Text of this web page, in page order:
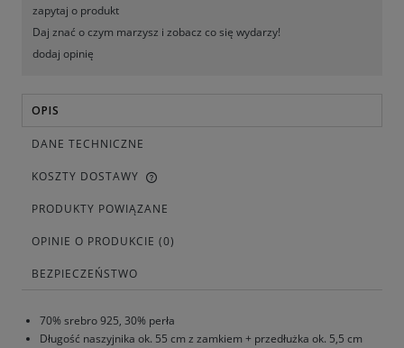
zapytaj o produkt
Daj znać o czym marzysz i zobacz co się wydarzy!
dodaj opinię
OPIS
DANE TECHNICZNE
KOSZTY DOSTAWY
PRODUKTY POWIĄZANE
OPINIE O PRODUKCIE (0)
BEZPIECZEŃSTWO
70% srebro 925, 30% perła
Długość naszyjnika ok. 55 cm z zamkiem + przedłużka ok. 5,5 cm